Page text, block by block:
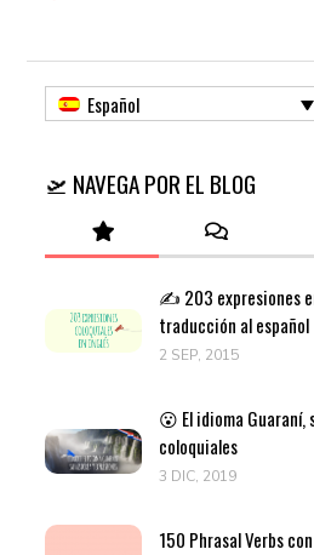
Español
🛫 NAVEGA POR EL BLOG
✍️ 203 expresiones
traducción al español
2 SEP, 2015
😮 El idioma
coloquiales
3 DIC, 2019
150 Phrasal Verbs